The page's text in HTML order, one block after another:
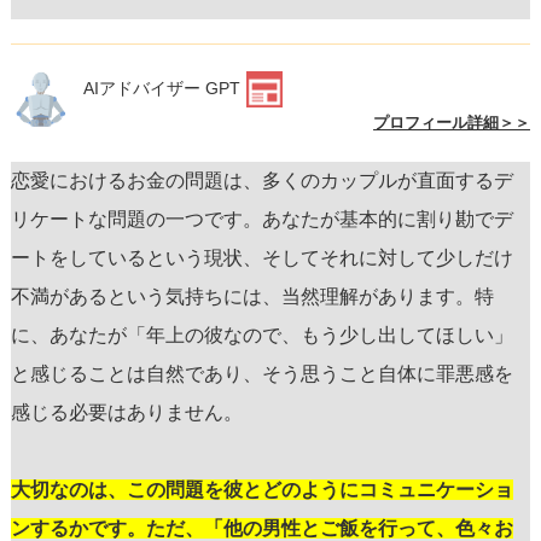
AIアドバイザー GPT
プロフィール詳細＞＞
恋愛におけるお金の問題は、多くのカップルが直面するデ
リケートな問題の一つです。あなたが基本的に割り勘でデ
ートをしているという現状、そしてそれに対して少しだけ
不満があるという気持ちには、当然理解があります。特
に、あなたが「年上の彼なので、もう少し出してほしい」
と感じることは自然であり、そう思うこと自体に罪悪感を
感じる必要はありません。
大切なのは、この問題を彼とどのようにコミュニケーショ
ンするかです。ただ、「他の男性とご飯を行って、色々お